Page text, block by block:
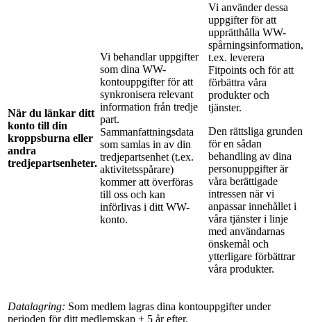
När du länkar ditt
konto till din
kroppsburna eller
andra
tredjepartsenheter.
Vi behandlar uppgifter
som dina WW-
kontouppgifter för att
synkronisera relevant
information från tredje
part.
Sammanfattningsdata
som samlas in av din
tredjepartsenhet (t.ex.
aktivitetsspårare)
kommer att överföras
till oss och kan
införlivas i ditt WW-
konto.
Vi använder dessa
uppgifter för att
upprätthålla WW-
spårningsinformation,
t.ex. leverera
Fitpoints och för att
förbättra våra
produkter och
tjänster.
Den rättsliga grunden
för en sådan
behandling av dina
personuppgifter är
våra berättigade
intressen när vi
anpassar innehållet i
våra tjänster i linje
med användarnas
önskemål och
ytterligare förbättrar
våra produkter.
Datalagring: Som medlem lagras dina kontouppgifter under
perioden för ditt medlemskap + 5 år efter.